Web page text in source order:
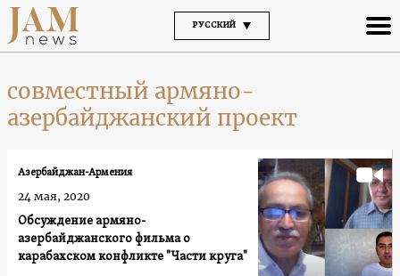
РУССКИЙ
совместный армяно-
азербайджанский проект
Обсуждение армяно-
азербайджанского фильма о
карабахском конфликте "Части круга"
Азербайджан-Армения
24 мая, 2020